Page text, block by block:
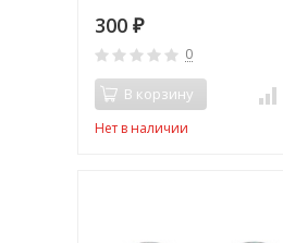
300 ₽
0
В корзину
Нет в наличии